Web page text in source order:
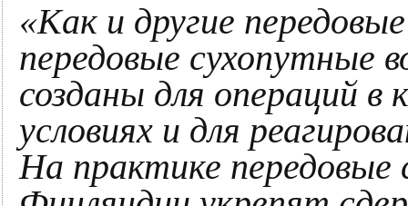
«Как и другие
передовые сухопутные
созданы для операций в
условиях и для
На практике передовые